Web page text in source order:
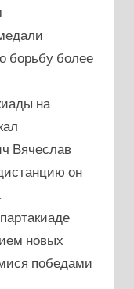
борьбу более
на
Вячеслав
он
новых
победами